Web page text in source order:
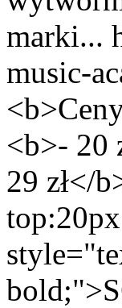
marki...
music-
<b>- 20
29 zł</